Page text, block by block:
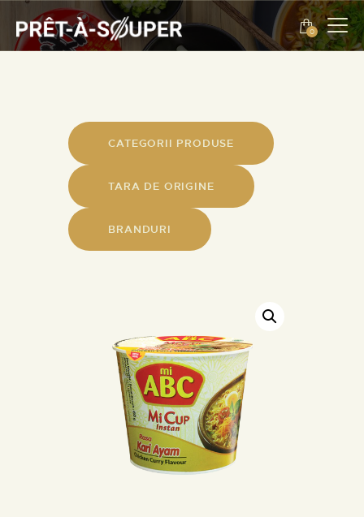
0
ENGLISH
DESPRE NOI
CONTACT
ENGLISH
PROMOTII
CATEGORII PRODUSE
TARA DE ORIGINE
BRANDURI